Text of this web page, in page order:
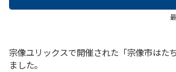
宗像ユリックスで開催された「宗像市はた
ました。